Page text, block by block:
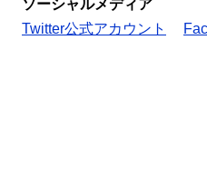
ソーシャルメディア
Twitter公式アカウント